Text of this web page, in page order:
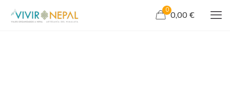
0 0,00 €